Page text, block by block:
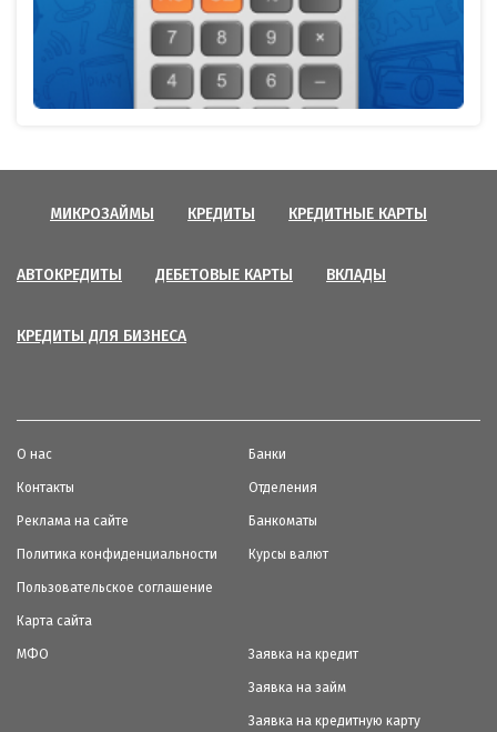
МИКРОЗАЙМЫ КРЕДИТЫ КРЕДИТНЫЕ КАРТЫ
АВТОКРЕДИТЫ ДЕБЕТОВЫЕ КАРТЫ ВКЛАДЫ
КРЕДИТЫ ДЛЯ БИЗНЕСА
О нас
Контакты
Реклама на сайте
Политика конфиденциальности
Пользовательское соглашение
Карта сайта
Банки
Отделения
Банкоматы
Курсы валют
МФО Заявка на кредит
Заявка на займ
Заявка на кредитную карту